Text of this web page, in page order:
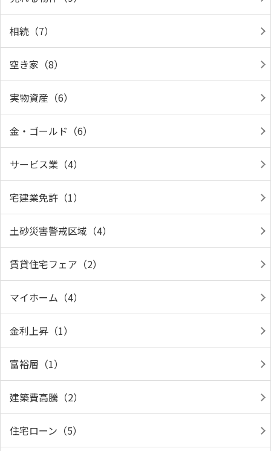
相続（7）
空き家（8）
実物資産（6）
金・ゴールド（6）
サービス業（4）
宅建業免許（1）
土砂災害警戒区域（4）
賃貸住宅フェア（2）
マイホーム（4）
金利上昇（1）
富裕層（1）
建築費高騰（2）
住宅ローン（5）